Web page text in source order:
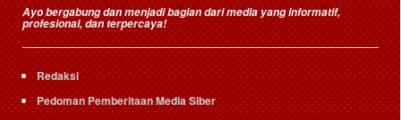
Ayo bergabung dan menjadi bagian dari media yang informatif,
profesional, dan terpercaya!
Redaksi
Pedoman Pemberitaan Media Siber